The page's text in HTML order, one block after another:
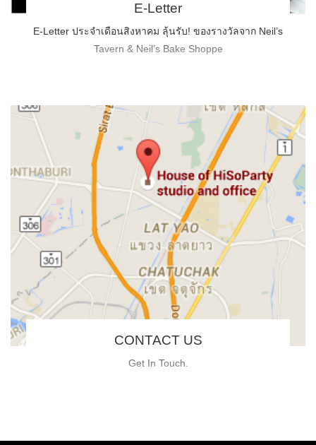
E-Letter
E-Letter ประจำเดือนสิงหาคม ลุ้นรับ! ของรางวัลจาก Neil’s
Tavern & Neil’s Bake Shoppe
CONTACT US
Get In Touch.